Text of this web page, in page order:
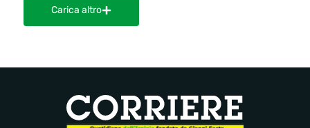
Carica altro